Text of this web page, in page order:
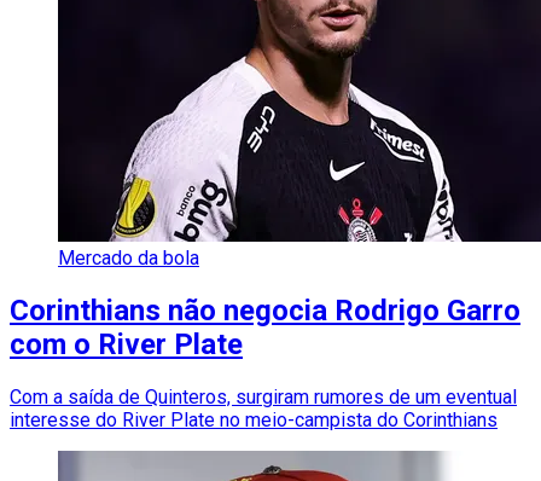
Mercado da bola
Corinthians não negocia Rodrigo Garro
com o River Plate
Com a saída de Quinteros, surgiram rumores de um eventual
interesse do River Plate no meio-campista do Corinthians